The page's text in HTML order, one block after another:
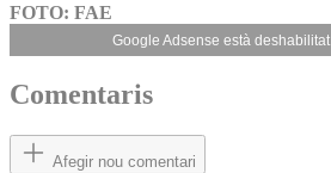
FOTO: FAE
Google Adsense està deshabilitat.
Comentaris
Afegir nou comentari